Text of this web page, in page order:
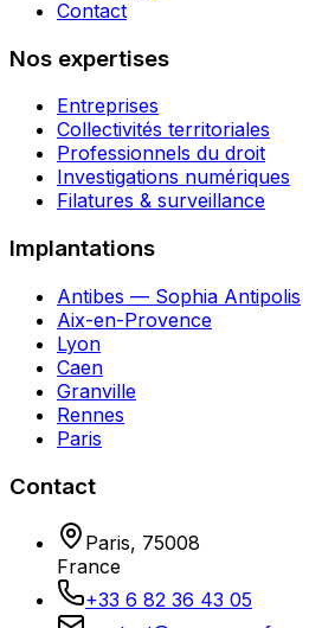
Contact
Nos expertises
Entreprises
Collectivités territoriales
Professionnels du droit
Investigations numériques
Filatures & surveillance
Implantations
Antibes — Sophia Antipolis
Aix-en-Provence
Lyon
Caen
Granville
Rennes
Paris
Contact
Paris, 75008
France
+33 6 82 36 43 05